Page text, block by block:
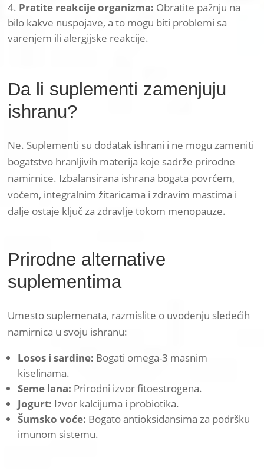
Pratite reakcije organizma: Obratite pažnju na
bilo kakve nuspojave, a to mogu biti problemi sa
varenjem ili alergijske reakcije.
Da li suplementi zamenjuju
ishranu?
Ne. Suplementi su dodatak ishrani i ne mogu zameniti
bogatstvo hranljivih materija koje sadrže prirodne
namirnice. Izbalansirana ishrana bogata povrćem,
voćem, integralnim žitaricama i zdravim mastima i
dalje ostaje ključ za zdravlje tokom menopauze.
Prirodne alternative
suplementima
Umesto suplemenata, razmislite o uvođenju sledećih
namirnica u svoju ishranu:
Losos i sardine: Bogati omega-3 masnim
kiselinama.
Seme lana: Prirodni izvor fitoestrogena.
Jogurt: Izvor kalcijuma i probiotika.
Šumsko voće: Bogato antioksidansima za podršku
imunom sistemu.